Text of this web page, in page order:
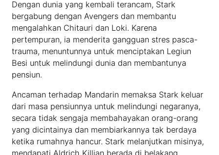
Dengan dunia yang kembali terancam, Stark
bergabung dengan Avengers dan membantu
mengalahkan Chitauri dan Loki. Karena
pertempuran, ia menderita gangguan stres pasca-
trauma, menuntunnya untuk menciptakan Legiun
Besi untuk melindungi dunia dan membantunya
pensiun.
Ancaman terhadap Mandarin memaksa Stark keluar
dari masa pensiunnya untuk melindungi negaranya,
secara tidak sengaja membahayakan orang-orang
yang dicintainya dan membiarkannya tak berdaya
ketika rumahnya hancur. Stark melanjutkan misinya,
mendapati Aldrich Killian berada di belakang